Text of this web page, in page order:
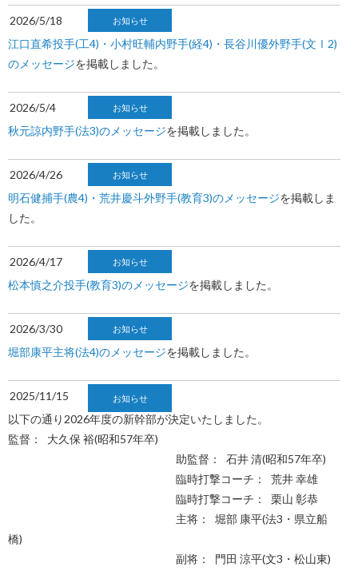
2026/5/18 お知らせ
江口直希投手(工4)・小村旺輔内野手(経4)・長谷川優外野手(文Ⅰ2)
のメッセージを掲載しました。
2026/5/4 お知らせ
秋元諒内野手(法3)のメッセージを掲載しました。
2026/4/26 お知らせ
明石健捕手(農4)・荒井慶斗外野手(教育3)のメッセージを掲載しま
した。
2026/4/17 お知らせ
松本慎之介投手(教育3)のメッセージを掲載しました。
2026/3/30 お知らせ
堀部康平主将(法4)のメッセージを掲載しました。
2025/11/15 お知らせ
以下の通り2026年度の新幹部が決定いたしました。
監督： 大久保 裕(昭和57年卒)
助監督： 石井 清(昭和57年卒)
臨時打撃コーチ： 荒井 幸雄
臨時打撃コーチ： 栗山 彰恭
主将： 堀部 康平(法3・県立船
橋)
副将： 門田 涼平(文3・松山東)